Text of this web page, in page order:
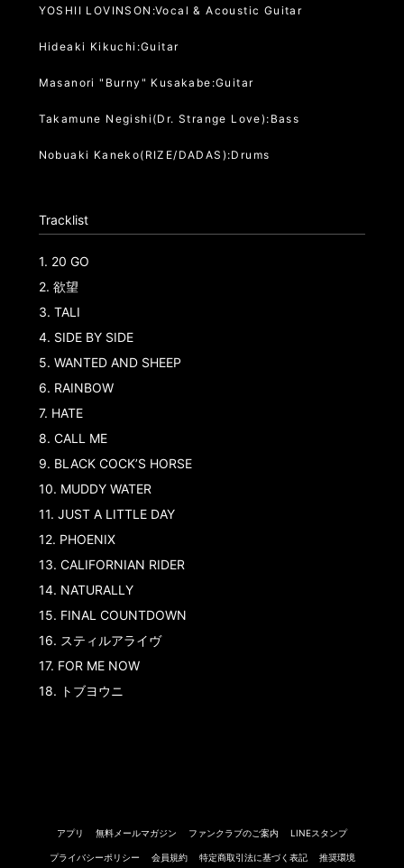
YOSHII LOVINSON:Vocal & Acoustic Guitar
Hideaki Kikuchi:Guitar
Masanori "Burny" Kusakabe:Guitar
Takamune Negishi(Dr. Strange Love):Bass
Nobuaki Kaneko(RIZE/DADAS):Drums
Tracklist
1. 20 GO
2. 欲望
3. TALI
4. SIDE BY SIDE
5. WANTED AND SHEEP
6. RAINBOW
7. HATE
8. CALL ME
9. BLACK COCK’S HORSE
10. MUDDY WATER
11. JUST A LITTLE DAY
12. PHOENIX
13. CALIFORNIAN RIDER
14. NATURALLY
15. FINAL COUNTDOWN
16. スティルアライヴ
17. FOR ME NOW
18. トブヨウニ
アプリ 無料メールマガジン ファンクラブのご案内 LINEスタンプ
プライバシーポリシー 会員規約 特定商取引法に基づく表記 推奨環境